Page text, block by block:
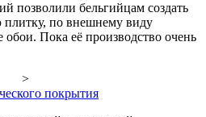
позволили бельгийцам создать
по внешнему виду
Пока её производство очень
>
покрытия